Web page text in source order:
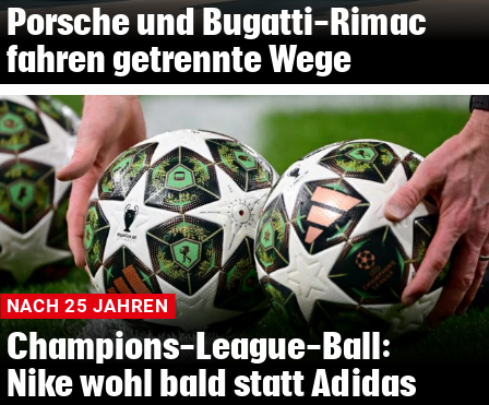
Porsche und Bugatti-Rimac
fahren getrennte Wege
NACH 25 JAHREN
Champions-League-Ball:
Nike wohl bald statt Adidas